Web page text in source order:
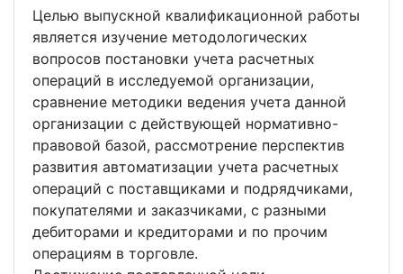
Целью выпускной квалификационной работы
является изучение методологических
вопросов постановки учета расчетных
операций в исследуемой организации,
сравнение методики ведения учета данной
организации с действующей нормативно-
правовой базой, рассмотрение перспектив
развития автоматизации учета расчетных
операций с поставщиками и подрядчиками,
покупателями и заказчиками, с разными
дебиторами и кредиторами и по прочим
операциям в торговле.